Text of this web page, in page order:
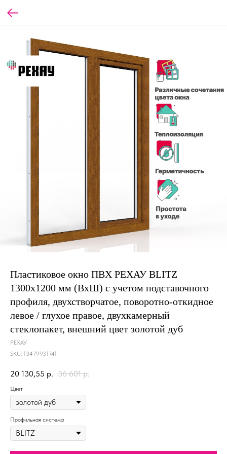
Пластиковое окно ПВХ РЕХАУ BLITZ
1300х1200 мм (ВхШ) с учетом подставочного
профиля, двухстворчатое, поворотно-откидное
левое / глухое правое, двухкамерный
стеклопакет, внешний цвет золотой дуб
РЕХАУ
SKU: 13479931741
20 130,55 р. 36 601 р.
Цвет
Профильная система